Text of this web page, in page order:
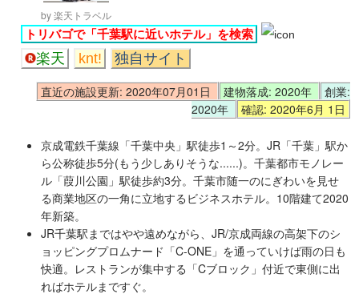
by 楽天トラベル
トリバゴで「千葉駅に近いホテル」を検索
楽天 knt! 独自サイト
直近の施設更新: 2020年07月01日 建物落成: 2020年
創業:
2020年
確認: 2020年6月 1日
京成電鉄千葉線「千葉中央」駅徒歩1～2分。JR「千葉」駅か
ら公称徒歩5分(もう少しありそうな......)。千葉都市モノレー
ル「葭川公園」駅徒歩約3分。千葉市随一のにぎわいを見せ
る商業地区の一角に立地するビジネスホテル。10階建て2020
年新築。
JR千葉駅まではやや遠めながら、JR/京成両線の高架下のシ
ョッピングプロムナード「C-ONE」を通っていけば雨の日も
快適。レストランが集中する「Cブロック」付近で東側に出
ればホテルまですぐ。